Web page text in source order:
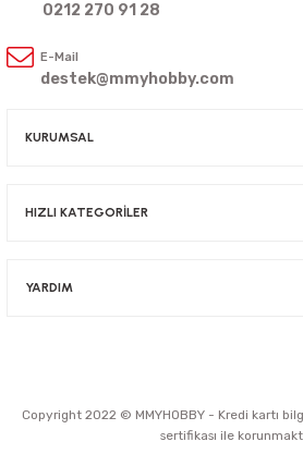
0212 270 91 28
E-Mail
destek@mmyhobby.com
KURUMSAL
HIZLI KATEGORİLER
YARDIM
Copyright 2022 © MMYHOBBY - Kredi kartı
sertifikası ile